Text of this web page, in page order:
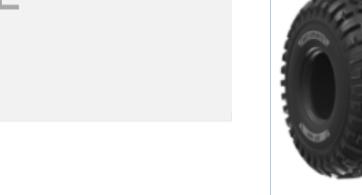
sportbil
väcker den
känsla -
passion,
augusti 2026